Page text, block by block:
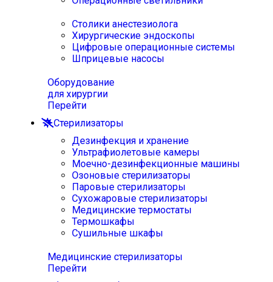
Столики анестезиолога
Хирургические эндоскопы
Цифровые операционные системы
Шприцевые насосы
Оборудование
для хирургии
Перейти
Стерилизаторы
Дезинфекция и хранение
Ультрафиолетовые камеры
Моечно-дезинфекционные машины
Озоновые стерилизаторы
Паровые стерилизаторы
Сухожаровые стерилизаторы
Медицинские термостаты
Термошкафы
Сушильные шкафы
Медицинские стерилизаторы
Перейти